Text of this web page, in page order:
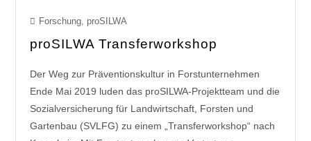
Forschung, proSILWA
proSILWA Transferworkshop
Der Weg zur Präventionskultur in Forstunternehmen
Ende Mai 2019 luden das proSILWA-Projektteam und die
Sozialversicherung für Landwirtschaft, Forsten und
Gartenbau (SVLFG) zu einem „Transferworkshop“ nach